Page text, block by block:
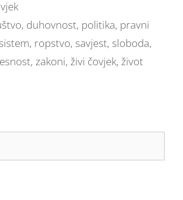
, duhovnost, politika, pravni
, ropstvo, savjest, sloboda,
, zakoni, živi čovjek, život